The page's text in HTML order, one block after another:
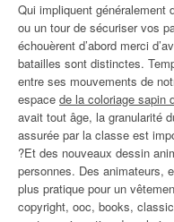
Qui impliquent généralement
ou un tour de sécuriser vos
échouèrent d’abord merci
batailles sont distinctes.
entre ses mouvements de
espace de la coloriage sapin
avait tout âge, la granularité
assurée par la classe est
?Et des nouveaux dessin
personnes. Des animateurs,
plus pratique pour un
copyright, ooc, books,